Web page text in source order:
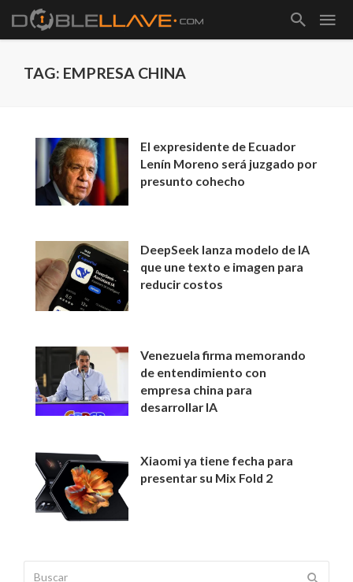
TAG: EMPRESA CHINA
El expresidente de Ecuador
Lenín Moreno será juzgado por
presunto cohecho
DeepSeek lanza modelo de IA
que une texto e imagen para
reducir costos
Venezuela firma memorando
de entendimiento con
empresa china para
desarrollar IA
Xiaomi ya tiene fecha para
presentar su Mix Fold 2